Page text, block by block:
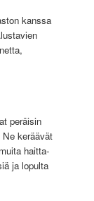
kanssa
peräisin
keräävät
haitta-
ja lopulta